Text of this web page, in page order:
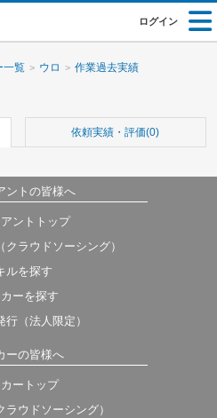
ログイン
一覧 ウロ 作業過去実績
依頼実績・評価(0)
ントの皆様へ
ントトップ
ラウドソーシング）
ルを探す
ーを探す
行（法人限定）
ーの皆様へ
ートップ
ウドソーシング）